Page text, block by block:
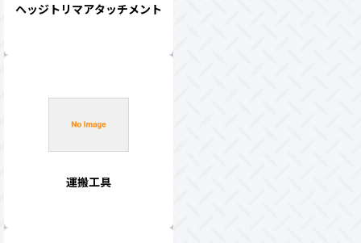
ヘッジトリマアタッチメント
運搬工具